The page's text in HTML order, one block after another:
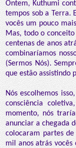
Ontem, Kuthumi
tempos sob a Terra.
vocês um pouco
Mas, todo o conceito
centenas de anos
combinaríamos
(Sermos Nós).
que estão assistindo
Nós escolhemos
consciência
momento, nós
anunciar a chegada
colocaram partes
mil anos atrás